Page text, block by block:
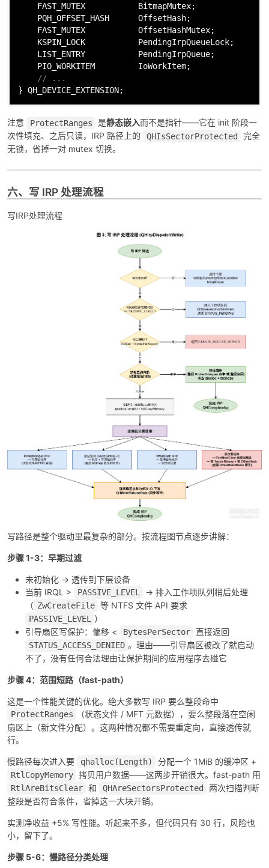
FAST_MUTEX           BitmapMutex;
PQH_OFFSET_HASH      OffsetHash;
FAST_MUTEX           OffsetHashMutex;
KSPIN_LOCK           PendingIrpQueueLock;
LIST_ENTRY           PendingIrpQueue;
PIO_WORKITEM         IoWorkItem;
// ...
} QH_DEVICE_EXTENSION;
注意 ProtectRanges 是静态嵌入而不是指针——它在 init 阶段一
次性填充、之后只读，IRP 路径上的
QHIsSectorProtected
完全
无锁，省掉一对 mutex 切换。
六、写 IRP 处理流程
写IRP处理流程
写路径是整个驱动里最复杂的部分。按流程图节点逐步讲解：
步骤 1-3：早期过滤
未初始化 → 透传到下层设备
当前 IRQL >
PASSIVE_LEVEL
→ 排入工作项队列稍后处理
（ ZwCreateFile 等 NTFS 文件 API 要求
PASSIVE_LEVEL
）
引导扇区写保护：偏移 <
BytesPerSector 直接返回
STATUS_ACCESS_DENIED 。理由——引导扇区被改了就启动
不了，没有任何合法理由让保护期间的应用程序去碰它
步骤 4：范围短路（fast-path）
这是一个性能关键的优化。绝大多数写 IRP 要么整段命中
ProtectRanges
（状态文件 / MFT 元数据），要么整段落在空闲
扇区上（新文件分配）。这两种情况都不需要重定向，直接透传就
行。
慢路径每次进入要 qhalloc(Length) 分配一个 1MiB 的缓冲区 +
RtlCopyMemory 拷贝用户数据——这两步开销很大。fast-path 用
RtlAreBitsClear 和 QHAreSectorsProtected
两次扫描判断
整段是否符合条件，省掉这一大块开销。
实测净收益 +5% 写性能。听起来不多，但代码只有 30 行，风险也
小，留下了。
步骤 5-6：慢路径分类处理